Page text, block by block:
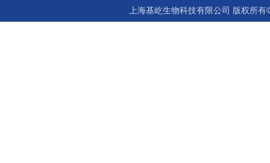
上海基屹生物科技有限公司 版权所